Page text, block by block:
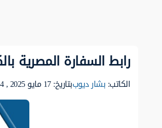
رابط السفارة المصرية
الكاتب:بشار ديوببتاريخ: 17 مايو 2025 , 14:44